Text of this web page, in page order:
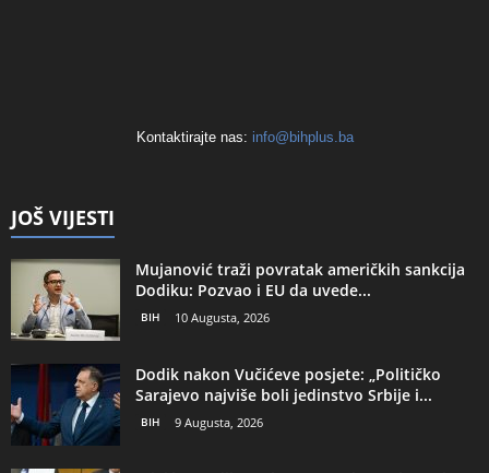
Kontaktirajte nas: info@bihplus.ba
JOŠ VIJESTI
Mujanović traži povratak američkih sankcija
Dodiku: Pozvao i EU da uvede...
BIH 10 Augusta, 2026
Dodik nakon Vučićeve posjete: „Političko
Sarajevo najviše boli jedinstvo Srbije i...
BIH 9 Augusta, 2026